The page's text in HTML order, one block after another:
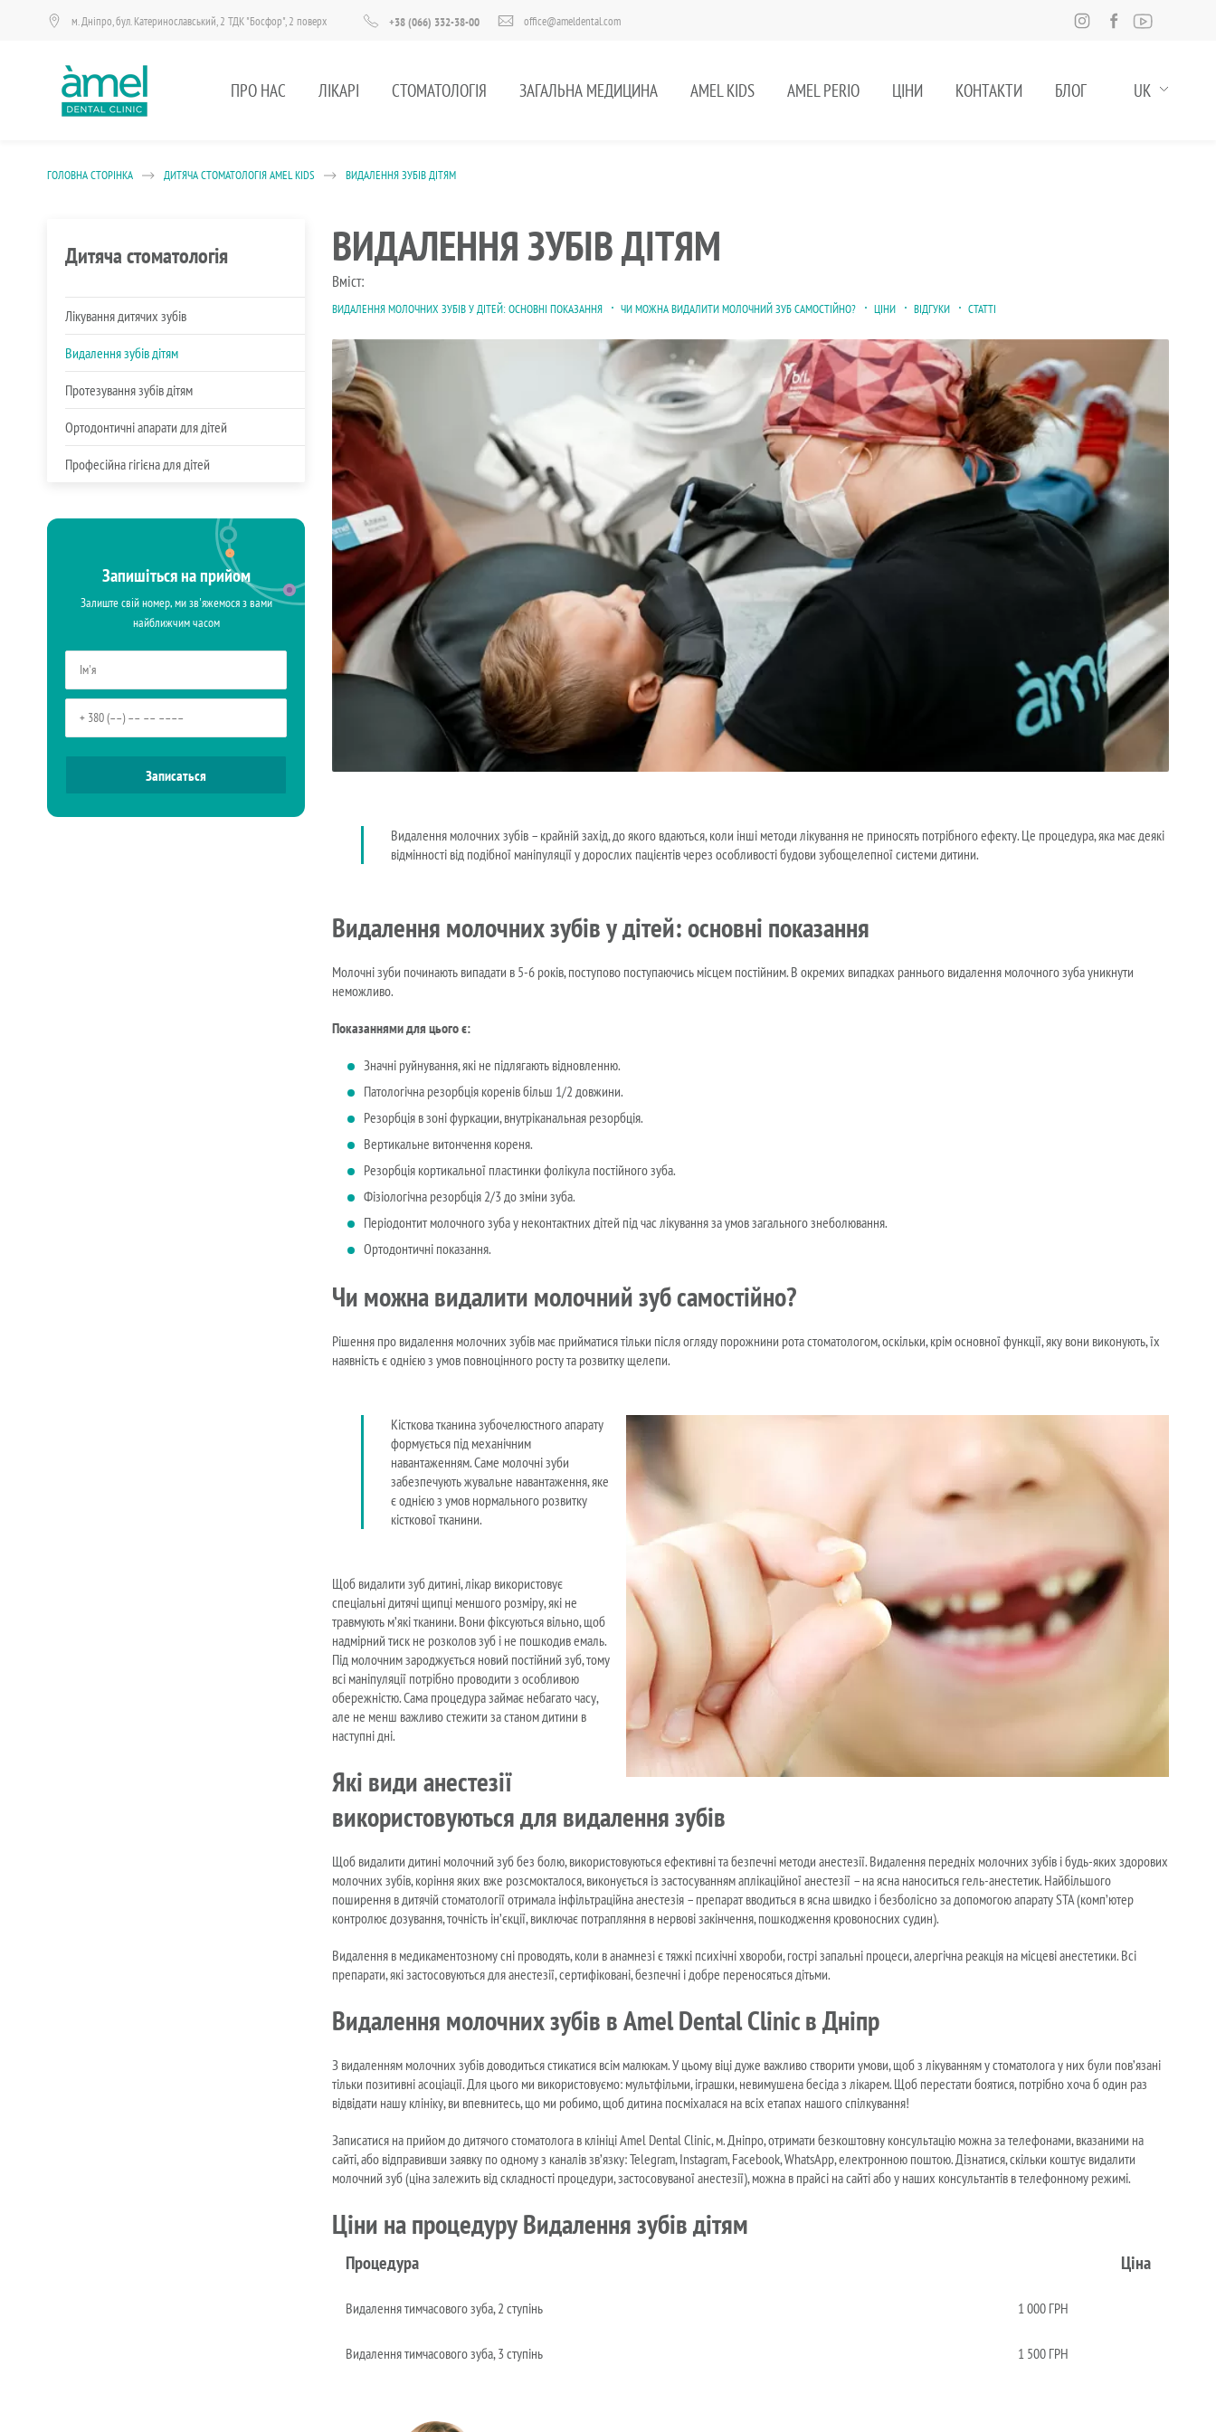
м. Дніпро, бул. Катеринославський, 2 ТДК "Босфор", 2 поверх +38 (066) 332-38-00 office@ameldental.com
ПРО НАС ЛІКАРІ СТОМАТОЛОГІЯ ЗАГАЛЬНА МЕДИЦИНА AMEL KIDS AMEL PERIO ЦІНИ КОНТАКТИ БЛОГ UK
ГОЛОВНА СТОРІНКА ДИТЯЧА СТОМАТОЛОГІЯ AMEL KIDS ВИДАЛЕННЯ ЗУБІВ ДІТЯМ
Дитяча стоматологія
Лікування дитячих зубів
Видалення зубів дітям
Протезування зубів дітям
Ортодонтичні апарати для дітей
Професійна гігієна для дітей
Запишіться на прийом
Залиште свій номер, ми зв'яжемося з вами
найближчим часом
ВИДАЛЕННЯ ЗУБІВ ДІТЯМ
Вміст:
ВИДАЛЕННЯ МОЛОЧНИХ ЗУБІВ У ДІТЕЙ: ОСНОВНІ ПОКАЗАННЯ ЧИ МОЖНА ВИДАЛИТИ МОЛОЧНИЙ ЗУБ САМОСТІЙНО? ЦІНИ ВІДГУКИ СТАТТІ
Видалення молочних зубів – крайній захід, до якого вдаються, коли інші методи лікування не приносять потрібного ефекту. Це процедура, яка має деякі
відмінності від подібної маніпуляції у дорослих пацієнтів через особливості будови зубощелепної системи дитини.
Видалення молочних зубів у дітей: основні показання
Молочні зуби починають випадати в 5-6 років, поступово поступаючись місцем постійним. В окремих випадках раннього видалення молочного зуба уникнути
неможливо.
Показаннями для цього є:
Значні руйнування, які не підлягають відновленню.
Патологічна резорбція коренів більш 1/2 довжини.
Резорбція в зоні фуркации, внутріканальная резорбція.
Вертикальне витончення кореня.
Резорбція кортикальної пластинки фолікула постійного зуба.
Фізіологічна резорбція 2/3 до зміни зуба.
Періодонтит молочного зуба у неконтактних дітей під час лікування за умов загального знеболювання.
Ортодонтичні показання.
Чи можна видалити молочний зуб самостійно?
Рішення про видалення молочних зубів має прийматися тільки після огляду порожнини рота стоматологом, оскільки, крім основної функції, яку вони виконують, їх
наявність є однією з умов повноцінного росту та розвитку щелепи.
Кісткова тканина зубочелюстного апарату
формується під механічним
навантаженням. Саме молочні зуби
забезпечують жувальне навантаження, яке
є однією з умов нормального розвитку
кісткової тканини.
Щоб видалити зуб дитині, лікар використовує
спеціальні дитячі щипці меншого розміру, які не
травмують м’які тканини. Вони фіксуються вільно, щоб
надмірний тиск не розколов зуб і не пошкодив емаль.
Під молочним зароджується новий постійний зуб, тому
всі маніпуляції потрібно проводити з особливою
обережністю. Сама процедура займає небагато часу,
але не менш важливо стежити за станом дитини в
наступні дні.
Які види анестезії
використовуються для видалення зубів
Щоб видалити дитині молочний зуб без болю, використовуються ефективні та безпечні методи анестезії. Видалення передніх молочних зубів і будь-яких здорових
молочних зубів, коріння яких вже розсмокталося, виконується із застосуванням аплікаційної анестезії – на ясна наноситься гель-анестетик. Найбільшого
поширення в дитячій стоматології отримала інфільтраційна анестезія – препарат вводиться в ясна швидко і безболісно за допомогою апарату STA (комп’ютер
контролює дозування, точність ін’єкції, виключає потрапляння в нервові закінчення, пошкодження кровоносних судин).
Видалення в медикаментозному сні проводять, коли в анамнезі є тяжкі психічні хвороби, гострі запальні процеси, алергічна реакція на місцеві анестетики. Всі
препарати, які застосовуються для анестезії, сертифіковані, безпечні і добре переносяться дітьми.
Видалення молочних зубів в Amel Dental Clinic в Дніпр
З видаленням молочних зубів доводиться стикатися всім малюкам. У цьому віці дуже важливо створити умови, щоб з лікуванням у стоматолога у них були пов’язані
тільки позитивні асоціації. Для цього ми використовуємо: мультфільми, іграшки, невимушена бесіда з лікарем. Щоб перестати боятися, потрібно хоча б один раз
відвідати нашу клініку, ви впевнитесь, що ми робимо, щоб дитина посміхалася на всіх етапах нашого спілкування!
Записатися на прийом до дитячого стоматолога в клініці Amel Dental Clinic, м. Дніпро, отримати безкоштовну консультацію можна за телефонами, вказаними на
сайті, або відправивши заявку по одному з каналів зв’язку: Telegram, Instagram, Facebook, WhatsApp, електронною поштою. Дізнатися, скільки коштує видалити
молочний зуб (ціна залежить від складності процедури, застосовуваної анестезії), можна в прайсі на сайті або у наших консультантів в телефонному режимі.
Ціни на процедуру Видалення зубів дітям
Процедура Ціна
Видалення тимчасового зуба, 2 ступінь 1 000 ГРН
Видалення тимчасового зуба, 3 ступінь 1 500 ГРН